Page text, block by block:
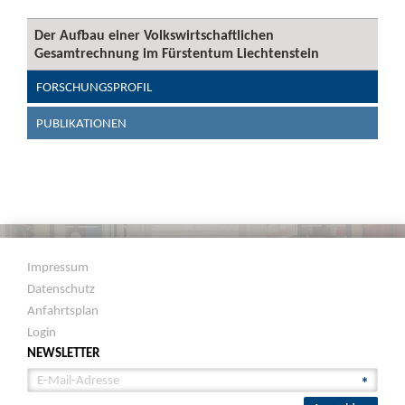
Der Aufbau einer Volkswirtschaftlichen
Gesamtrechnung im Fürstentum Liechtenstein
FORSCHUNGSPROFIL
PUBLIKATIONEN
Impressum
Datenschutz
Anfahrtsplan
Login
NEWSLETTER